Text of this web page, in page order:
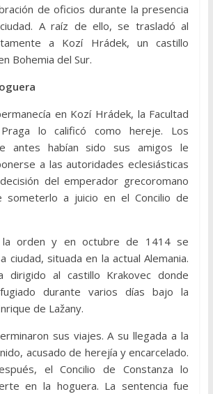
de oficios durante la presencia
A raíz de ello, se trasladó al
a Kozí Hrádek, un castillo
Bohemia del Sur.
en Kozí Hrádek, la Facultad
lo calificó como hereje. Los
antes habían sido sus amigos le
a las autoridades eclesiásticas
del emperador grecoromano
someterlo a juicio en el Concilio de
la orden y en octubre de 1414 se
ciudad, situada en la actual Alemania.
dirigido al castillo Krakovec donde
durante varios días bajo la
de Lažany.
sus viajes. A su llegada a la
acusado de herejía y encarcelado.
el Concilio de Constanza lo
en la hoguera. La sentencia fue